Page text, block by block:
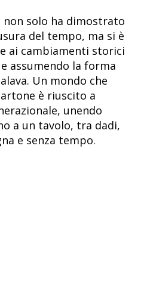
solo ha dimostrato
del tempo, ma si è
ai cambiamenti storici
assumendo la forma
Un mondo che
è riuscito a
unendo
a un tavolo, tra dadi,
e senza tempo.